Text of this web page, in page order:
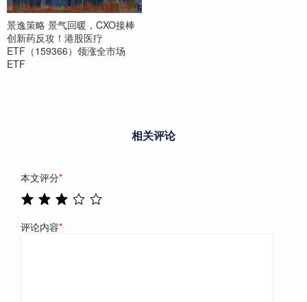
景逸策略 景气回暖，CXO接棒
创新药反攻！港股医疗
ETF（159366）领涨全市场
ETF
相关评论
本文评分*
评论内容*